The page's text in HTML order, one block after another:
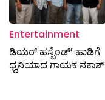
Entertainment
ಡಿಯರ್ ಹಸ್ಬೆಂಡ್’ ಹಾಡಿಗೆ
ಧ್ವನಿಯಾದ ಗಾಯಕ ನಕಾಶ್